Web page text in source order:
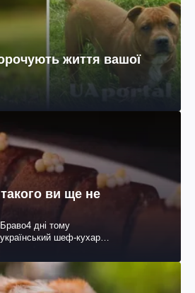
життя вашої
ви ще не
4 дні тому
шеф-кухар